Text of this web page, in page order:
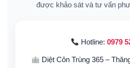
được khảo sát và tư vấn
Hotline: 0979
Diệt Côn Trùng 365 –